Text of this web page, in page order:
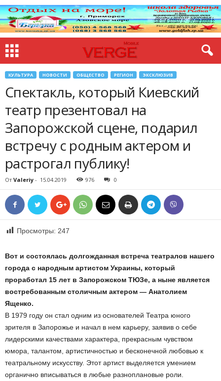
КУЛЬТУРА НОВОСТИ ОБЩЕСТВО РЕГИОН ЭКСКЛЮЗИВ
Спектакль, который Киевский
театр презентовал на
Запорожской сцене, подарил
встречу с родным актером и
растрогал публику!
От Valeriy - 15.04.2019 976 0
Просмотры: 247
Вот и состоялась долгожданная встреча театралов нашего
города с народным артистом Украины, который
проработал 15 лет в Запорожском ТЮЗе, а ныне является
востребованным столичным актером — Анатолием
Ященко.
В 1979 году он стал одним из основателей Театра юного
зрителя в Запорожье и начал в нем карьеру, заявив о себе
лидерскими качествами характера, прекрасным чувством
юмора, талантом, артистичностью и бесконечной любовью к
театральному искусству. Этот артист выделяется умением
органично вписываться в любые разноплановые роли.